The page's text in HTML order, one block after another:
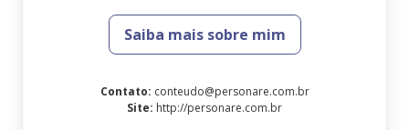
Saiba mais sobre mim
Contato: conteudo@personare.com.br
Site: http://personare.com.br